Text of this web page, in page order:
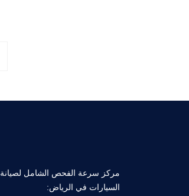
مركز سرعة الفحص الشامل لصيانة
السيارات في الرياض: